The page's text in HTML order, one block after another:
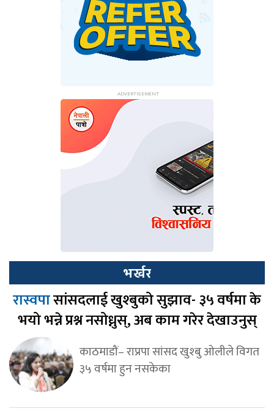
भर्खर
रास्वपासांसदलाई खुश्बुको सुझाव- ३५ वर्षमा के
भयो भन्ने प्रश्न नसोध्नुस्, अब काम गरेर देखाउनुस्
काठमाडौं– राप्रपा सांसद खुश्बु ओलीले विगत
३५ वर्षमा हुन नसकेका